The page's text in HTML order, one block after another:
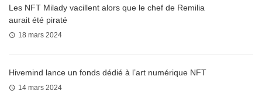
Les NFT Milady vacillent alors que le chef de Remilia
aurait été piraté
18 mars 2024
Hivemind lance un fonds dédié à l’art numérique NFT
14 mars 2024